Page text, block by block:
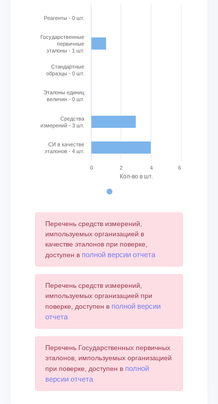
The chart has 1 X axis displaying categories.
The chart has 1 Y axis displaying Кол-во в шт.. Range: 0
Кол-во в шт.
Реагенты - 0 шт.
Государственные
первичные
эталоны - 1 шт.
Стандартные
образцы - 0 шт.
Эталоны единиц
величин - 0 шт.
Cредства
измерений - 3 шт.
СИ в качестве
эталонов - 4 шт.
0 2 4 6
Перечень средств измерений,
импользуемых организацией в
качестве эталонов при поверке,
доступен в полной версии отчета
Перечень средств измерений,
импользуемых организацией при
поверке, доступен в полной версии
отчета
Перечень Государственных первичных
эталонов, импользуемых организацией
при поверке, доступен в полной
версии отчета